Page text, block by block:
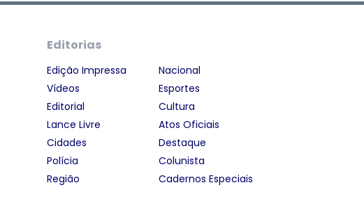
Editorias
Edição Impressa
Vídeos
Editorial
Lance Livre
Cidades
Polícia
Região
Nacional
Esportes
Cultura
Atos Oficiais
Destaque
Colunista
Cadernos Especiais